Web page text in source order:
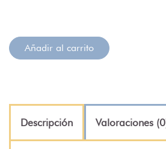
Añadir al carrito
Descripción Valoraciones